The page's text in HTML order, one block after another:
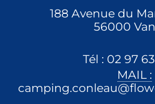
188 Avenue du
56000
Tél : 02 97
MAIL :